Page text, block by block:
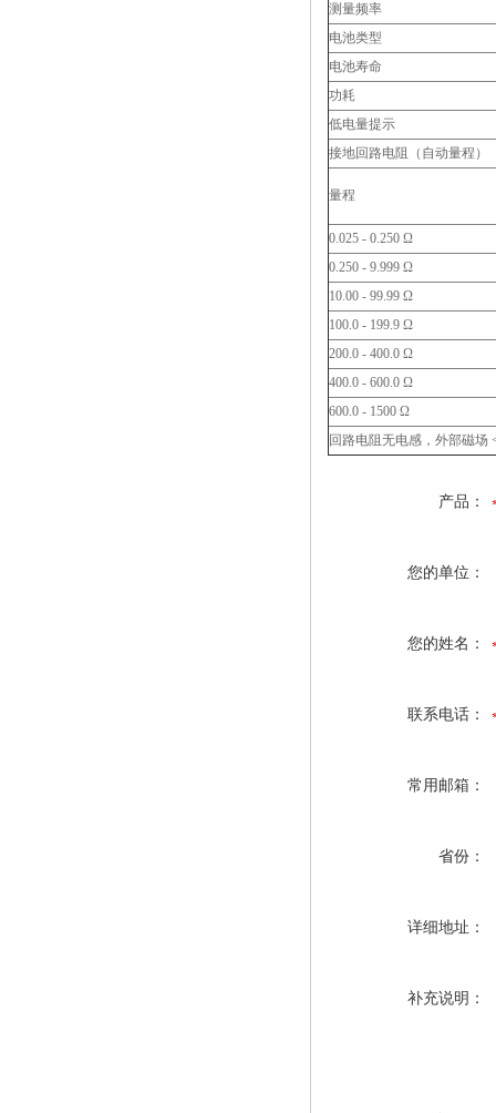
测量频率
电池类型
电池寿命
功耗
低电量提示
接地回路电阻（自动量程）
量程
0.025 - 0.250 Ω
0.250 - 9.999 Ω
10.00 - 99.99 Ω
100.0 - 199.9 Ω
200.0 - 400.0 Ω
400.0 - 600.0 Ω
600.0 - 1500 Ω
回路电阻无电感，外部磁场
产品：
您的单位：
您的姓名：
联系电话：
常用邮箱：
省份：
详细地址：
补充说明：